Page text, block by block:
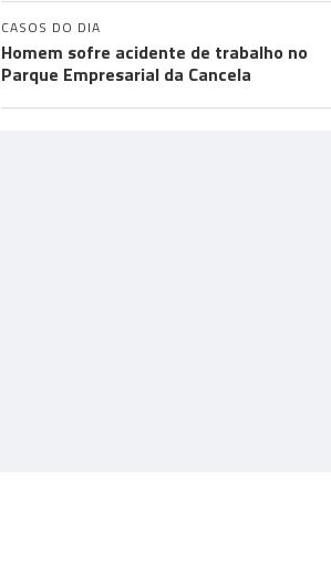
CASOS DO DIA
Homem sofre acidente de trabalho no
Parque Empresarial da Cancela